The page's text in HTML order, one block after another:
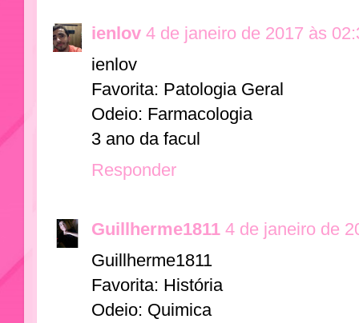
ienlov 4 de janeiro de 2017 às
ienlov
Favorita: Patologia Geral
Odeio: Farmacologia
3 ano da facul
Responder
Guillherme1811 4 de janeiro de
Guillherme1811
Favorita: História
Odeio: Quimica